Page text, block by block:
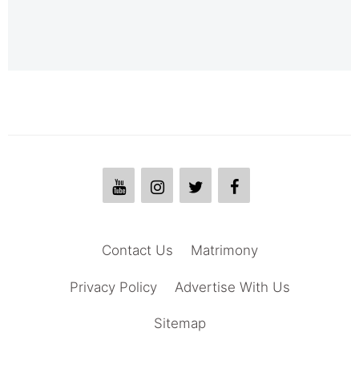
Matrimony
Contact Us
Advertise With Us
Privacy Policy
Sitemap